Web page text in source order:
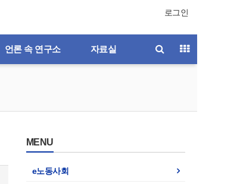
로그인
언론 속 연구소 자료실
MENU
e노동사회